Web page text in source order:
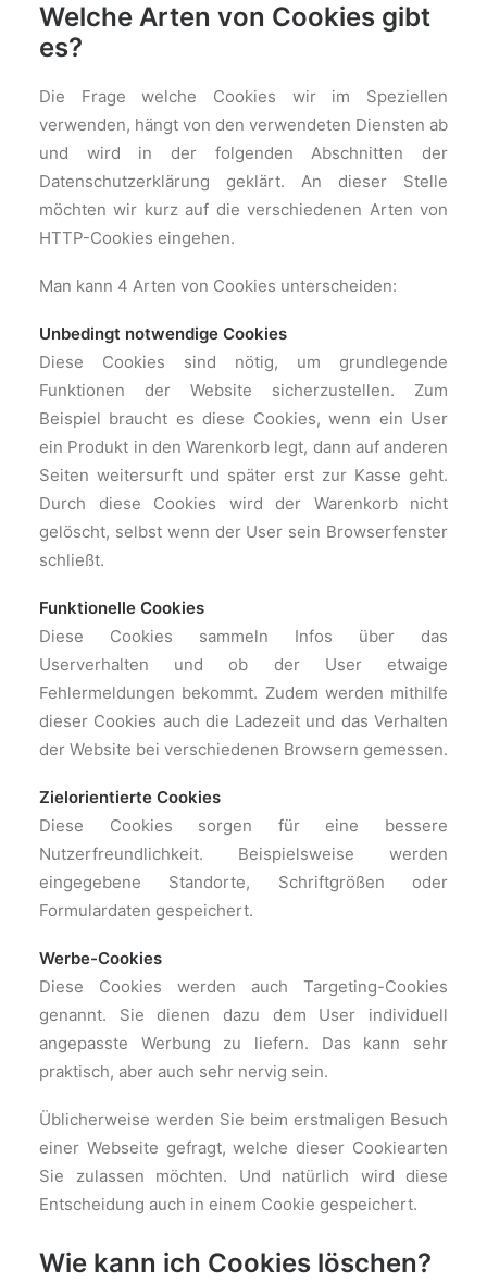
Welche Arten von Cookies gibt
es?
Die Frage welche Cookies wir im Speziellen
verwenden, hängt von den verwendeten Diensten ab
und wird in der folgenden Abschnitten der
Datenschutzerklärung geklärt. An dieser Stelle
möchten wir kurz auf die verschiedenen Arten von
HTTP-Cookies eingehen.
Man kann 4 Arten von Cookies unterscheiden:
Unbedingt notwendige Cookies
Diese Cookies sind nötig, um grundlegende
Funktionen der Website sicherzustellen. Zum
Beispiel braucht es diese Cookies, wenn ein User
ein Produkt in den Warenkorb legt, dann auf anderen
Seiten weitersurft und später erst zur Kasse geht.
Durch diese Cookies wird der Warenkorb nicht
gelöscht, selbst wenn der User sein Browserfenster
schließt.
Funktionelle Cookies
Diese Cookies sammeln Infos über das
Userverhalten und ob der User etwaige
Fehlermeldungen bekommt. Zudem werden mithilfe
dieser Cookies auch die Ladezeit und das Verhalten
der Website bei verschiedenen Browsern gemessen.
Zielorientierte Cookies
Diese Cookies sorgen für eine bessere
Nutzerfreundlichkeit. Beispielsweise werden
eingegebene Standorte, Schriftgrößen oder
Formulardaten gespeichert.
Werbe-Cookies
Diese Cookies werden auch Targeting-Cookies
genannt. Sie dienen dazu dem User individuell
angepasste Werbung zu liefern. Das kann sehr
praktisch, aber auch sehr nervig sein.
Üblicherweise werden Sie beim erstmaligen Besuch
einer Webseite gefragt, welche dieser Cookiearten
Sie zulassen möchten. Und natürlich wird diese
Entscheidung auch in einem Cookie gespeichert.
Wie kann ich Cookies löschen?